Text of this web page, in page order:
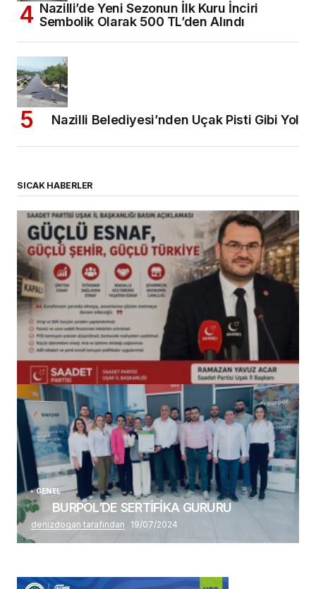
Nazilli’de Yeni Sezonun İlk Kuru İnciri
Sembolik Olarak 500 TL’den Alındı
Nazilli Belediyesi’nden Uçak Pisti Gibi Yol
SICAK HABERLER
(başlıksız)
Alaattin Karahan tarafından 14/07/2026
GENEL
BURPOL’DE SERTİFİKA GURURU
denizdogan tarafından 19/07/2024